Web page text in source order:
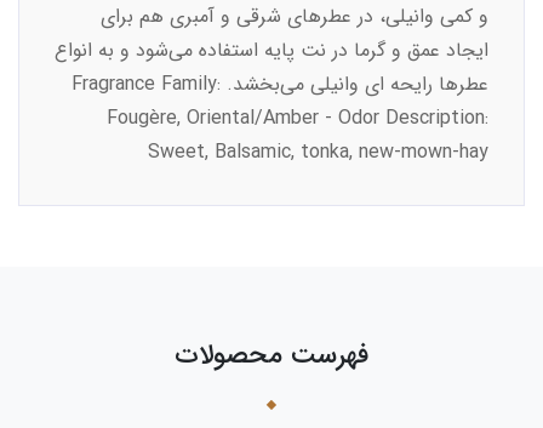
و کمی وانیلی، در عطرهای شرقی و آمبری هم برای
ایجاد عمق و گرما در نت پایه استفاده می‌شود و به انواع
عطرها رایحه ای وانیلی می‌بخشد. Fragrance Family:
Fougère, Oriental/Amber - Odor Description:
Sweet, Balsamic, tonka, new-mown-hay
فهرست محصولات